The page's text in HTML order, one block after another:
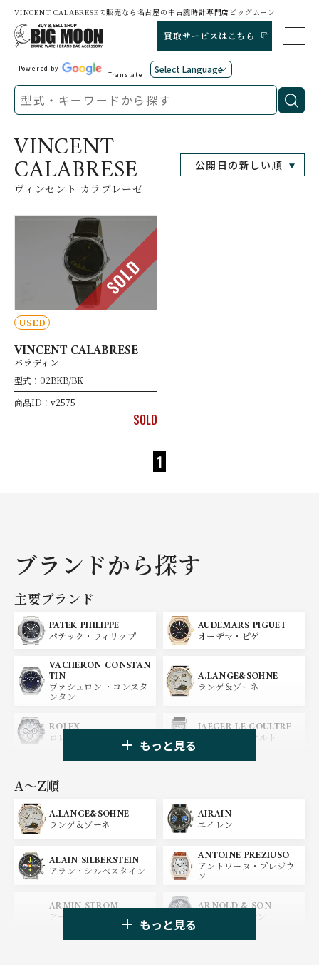
VINCENT CALABRESEの販売なら名古屋の中古腕時計専門店ビッグムーン
買取サービスはこちら
Powered by
Translate
VINCENT
CALABRESE
ヴィンセント カラブレーゼ
SOLD
USED
VINCENT CALABRESE
バラディン
型式：02BKB/BK
商品ID：v2575
SOLD
1
ブランドから探す
主要ブランド
PATEK PHILIPPE
パテック・フィリップ
AUDEMARS PIGUET
オーデマ・ピゲ
VACHERON CONSTAN
TIN
ヴァシュロン ・コンスタ
ンタン
A.LANGE&SOHNE
ランゲ＆ゾーネ
ROLEX
ロレックス
JAEGER LE COULTRE
ジャガー・ルクルト
パネライ
OMEGA
オメガ
BREGUET
ブレゲ
BLANCPAIN
ブランパン
BREITLING
ブライトリング
HUBLOT
ウブロ
ZENITH
もっと見る
A〜Z順
A.LANGE&SOHNE
ランゲ＆ゾーネ
AIRAIN
エイレン
ALAIN SILBERSTEIN
アラン・シルベスタイン
ANTOINE PREZIUSO
アントワーヌ・プレジウ
ソ
ARMIN STROM
アーミン・シュトローム
ARNOLD & SON
アーノルド&サン
もっと見る